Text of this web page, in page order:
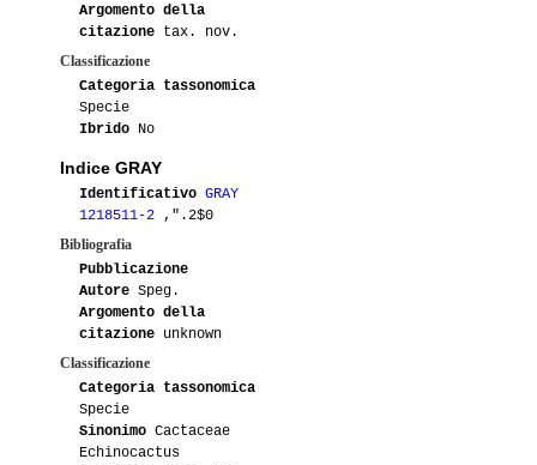
Argomento della
citazione tax. nov.
Classificazione
Categoria tassonomica
Specie
Ibrido No
Indice GRAY
Identificativo GRAY
1218511-2 ,".2$0
Bibliografia
Pubblicazione
Autore Speg.
Argomento della
citazione unknown
Classificazione
Categoria tassonomica
Specie
Sinonimo Cactaceae
Echinocactus